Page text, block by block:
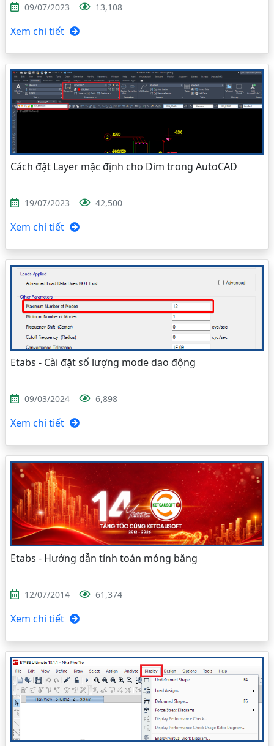
09/07/2023 13,108
Xem chi tiết
Cách đặt Layer mặc định cho Dim trong AutoCAD
19/07/2023 42,500
Xem chi tiết
Etabs - Cài đặt số lượng mode dao động
09/03/2024 6,898
Xem chi tiết
Etabs - Hướng dẫn tính toán móng băng
12/07/2014 61,374
Xem chi tiết